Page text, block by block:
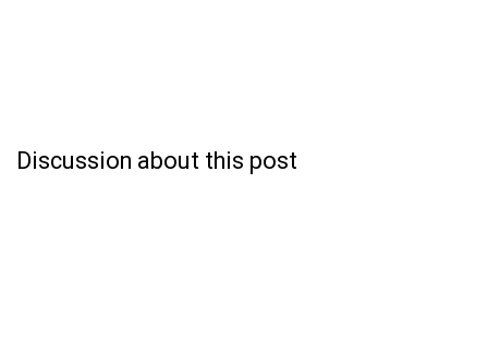
Discussion about this post